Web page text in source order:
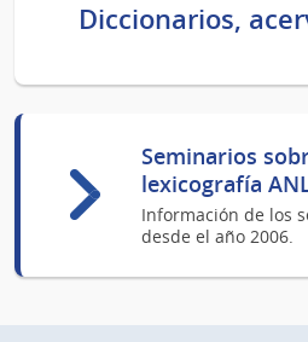
Diccionarios,
Seminarios
lexicografía
Información de los
desde el año 2006.